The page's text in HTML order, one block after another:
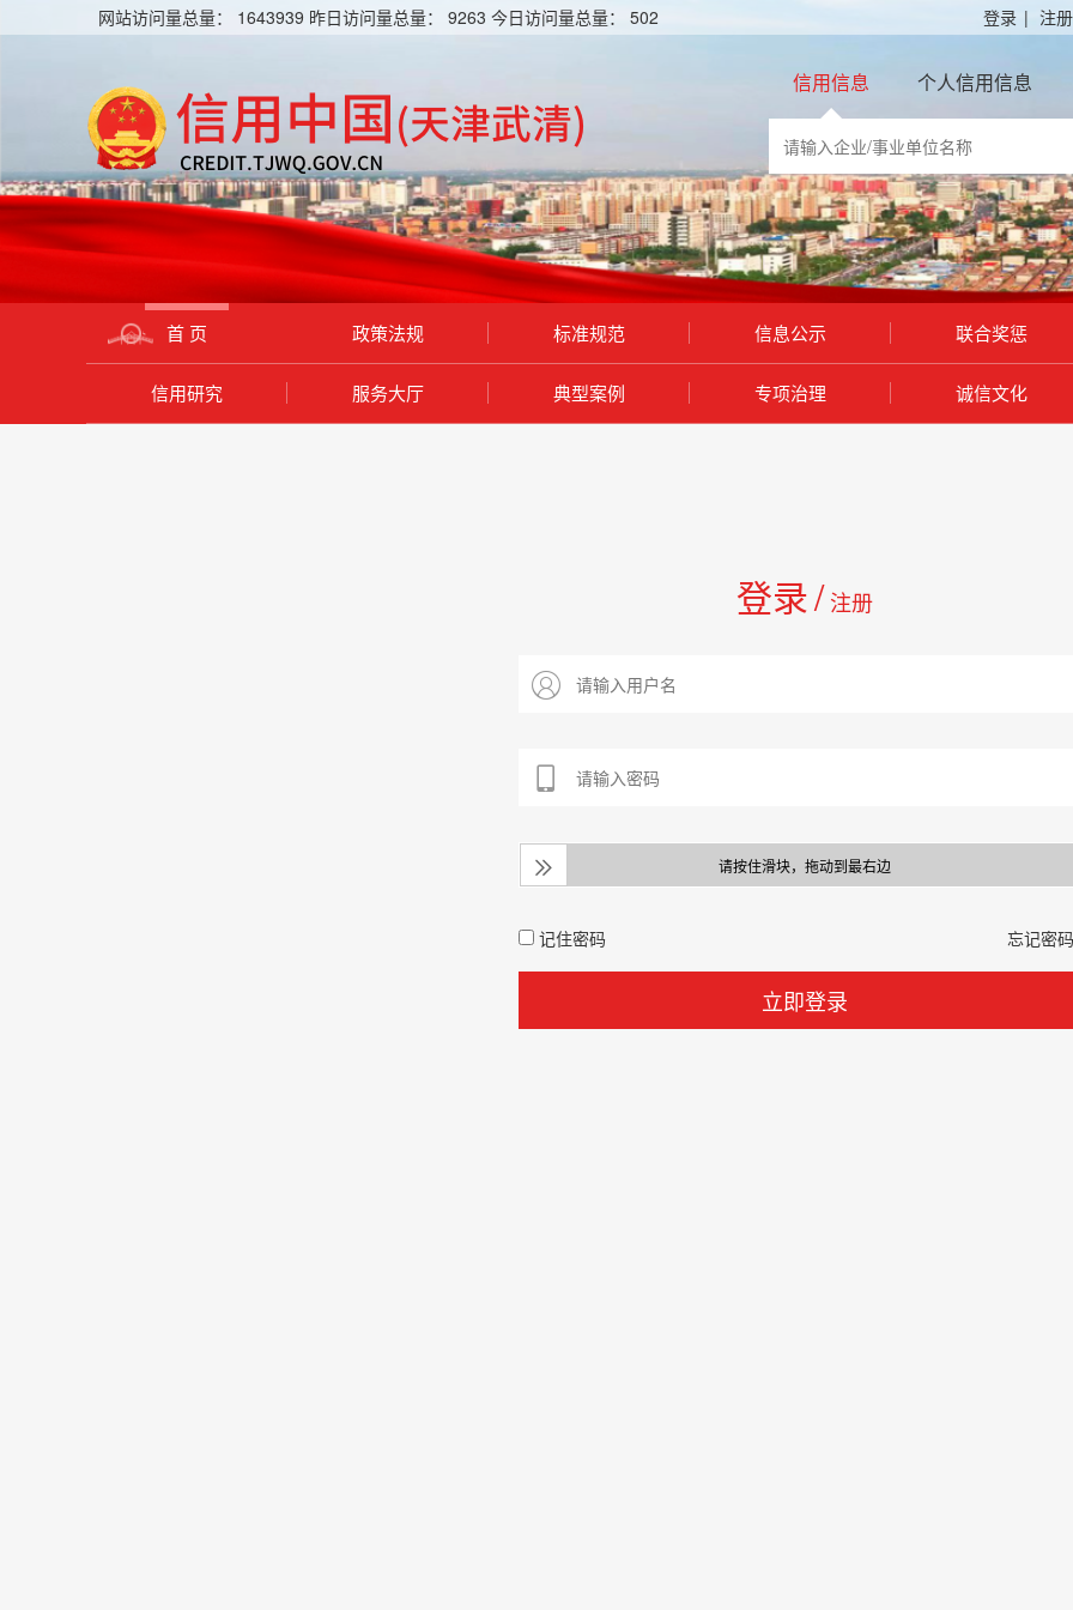
网站访问量总量： 1643939 昨日访问量总量： 9263 今日访问量总量： 502 登录 | 注册
信用信息 个人信用信息
首 页 政策法规 标准规范 信息公示 联合奖惩
信用研究 服务大厅 典型案例 专项治理 诚信文化
登录/ 注册
请按住滑块，拖动到最右边
记住密码 忘记密
立即登录